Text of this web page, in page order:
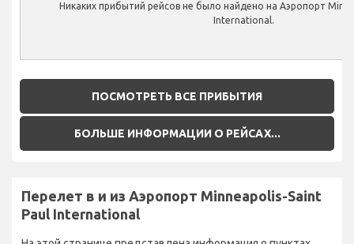
Никаких прибытий рейсов не было найдено на Аэропорт
International.
ПОСМОТРЕТЬ ВСЕ ПРИБЫТИЯ
БОЛЬШЕ ИНФОРМАЦИИ О РЕЙСАХ...
Перелет в и из Аэропорт Minneapolis-Saint
Paul International